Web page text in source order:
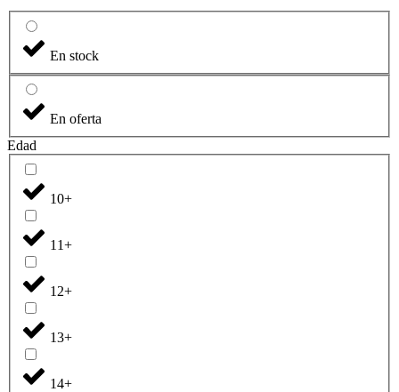
En stock
En oferta
Edad
10+
11+
12+
13+
14+